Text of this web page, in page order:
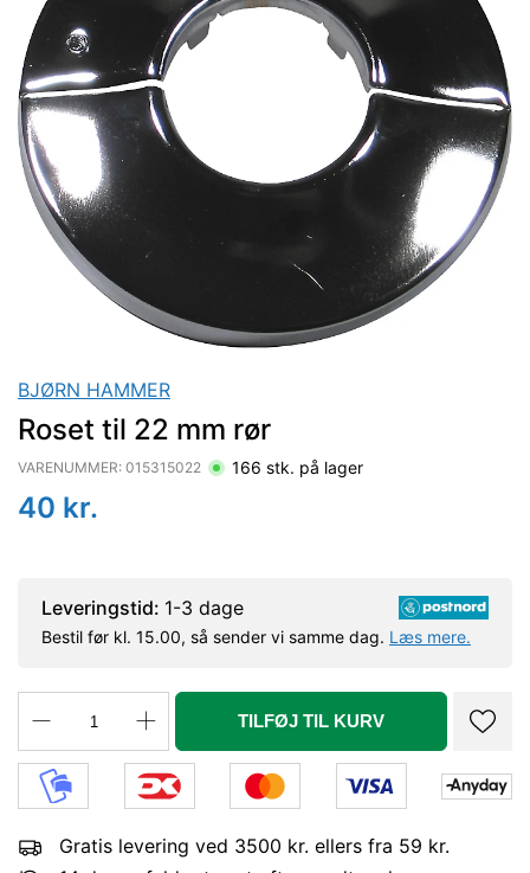
BJØRN HAMMER
Roset til 22 mm rør
VARENUMMER: 015315022 166 stk. på lager
40 kr.
Leveringstid: 1-3 dage
Bestil før kl. 15.00, så sender vi samme dag. Læs mere.
TILFØJ TIL KURV
Gratis levering ved 3500 kr. ellers fra 59 kr.